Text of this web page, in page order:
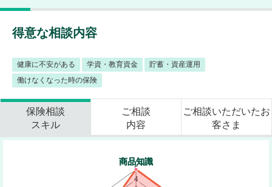
得意な相談内容
健康に不安がある 学資・教育資金
貯蓄・資産運用
働けなくなった時の保険
保険相談
スキル
ご相談
内容
ご相談いただいたお
客さま